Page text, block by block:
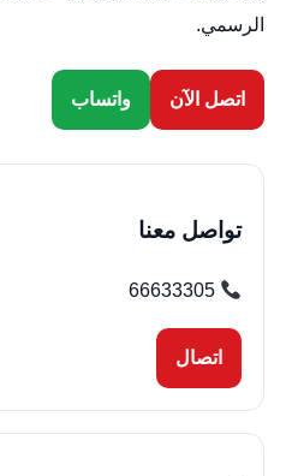
الرسمي.
اتصل الآن واتساب
تواصل معنا
66633305
اتصال